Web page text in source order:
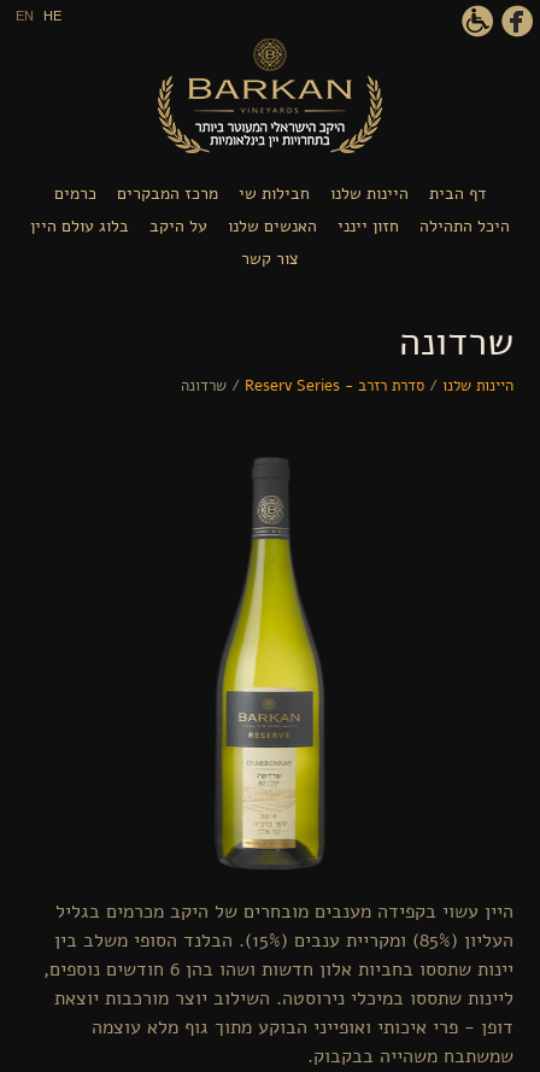
EN HE
דף הבית היינות שלנו חבילות שי מרכז המבקרים
כרמים
היכל התהילה
חזון יינני האנשים שלנו על היקב
בלוג עולם היין
צור קשר
שרדונה
היינות שלנו / סדרת רזרב - Reserv Series / שרדונה
היין עשוי בקפידה מענבים מובחרים של היקב מכרמים בגליל
העליון (85%) ומקריית ענבים (15%). הבלנד הסופי משלב בין
יינות שתססו בחביות אלון חדשות ושהו בהן 6 חודשים נוספים,
ליינות שתססו במיכלי נירוסטה. השילוב יוצר מורכבות יוצאת
דופן - פרי איכותי ואופייני הבוקע מתוך גוף מלא עוצמה
שמשתבח משהייה בבקבוק.